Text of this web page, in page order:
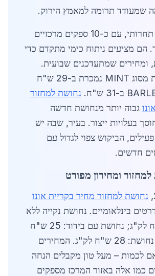
שמעודד תרומה למאמץ הירוק.
השוק המקומי תחרותי, עם כ-10 ספקים מרכזיים
הם מציעים ניתוח כימי מתקדם כדי
ומחירים שמתעדכנים שבועית.
לדוגמה, נחושת מסוג MINT נמכרת ב-29 ש"ח
נחושת למחזור
גבוה יותר מנחושת חדשה
אך חוסך בעלויות ייצור. בעיר, שבה יש
הביקוש צפוי לגדול עם
חדשים.
ומחירון מפורט
נחושת למחזור מחיר בקריית אונו
בינלאומיים. נחושת נקייה ללא
בידוד: 32 ש"ח לק"ג; נחושת עם בידוד: 25 ש"ח
לק"ג; צינורות נחושת: 28 ש"ח לק"ג. המחירים
לכמות – מעל טון מקבלים הנחה
ספקים כמו אלה באזור המרכז מספקים